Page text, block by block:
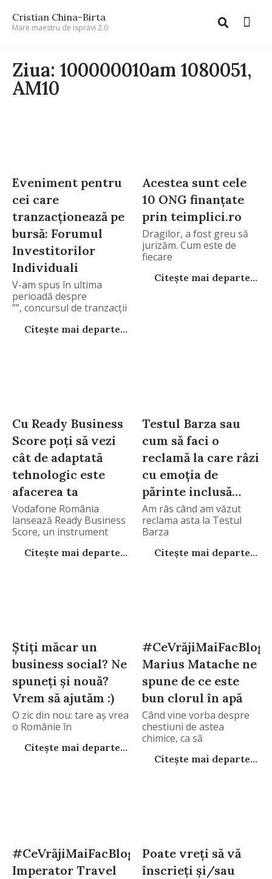
Cristian China-Birta
Mare maestru de isprăvi 2.0
Ziua: 100000010am 1080051,
AM10
Eveniment pentru
cei care
tranzacționează pe
bursă: Forumul
Investitorilor
Individuali
V-am spus în ultima
perioadă despre
””, concursul de tranzacții
Citește mai departe...
Acestea sunt cele
10 ONG finanțate
prin teimplici.ro
Dragilor, a fost greu să
jurizăm. Cum este de
fiecare
Citește mai departe...
Cu Ready Business
Score poți să vezi
cât de adaptată
tehnologic este
afacerea ta
Vodafone România
lansează Ready Business
Score, un instrument
Citește mai departe...
Testul Barza sau
cum să faci o
reclamă la care râzi
cu emoția de
părinte inclusă…
Am râs când am văzut
reclama asta la Testul
Barza
Citește mai departe...
Știți măcar un
business social? Ne
spuneți și nouă?
Vrem să ajutăm :)
O zic din nou: tare aș vrea
o Românie în
Citește mai departe...
Marius Matache ne
spune de ce este
bun clorul în apă
Când vine vorba despre
chestiuni de astea
chimice, ca să
Citește mai departe...
#CeVrăjiMaiFacBloggerii
Imperator Travel
Poate vreți să vă
înscrieți și/sau